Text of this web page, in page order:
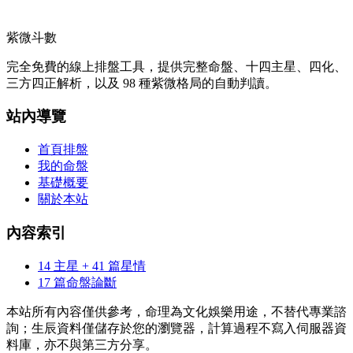
紫微斗數
完全免費的線上排盤工具，提供完整命盤、十四主星、四化、
三方四正解析，以及 98 種紫微格局的自動判讀。
站內導覽
首頁排盤
我的命盤
基礎概要
關於本站
內容索引
14 主星 + 41 篇星情
17 篇命盤論斷
本站所有內容僅供參考，命理為文化娛樂用途，不替代專業諮
詢；生辰資料僅儲存於您的瀏覽器，計算過程不寫入伺服器資
料庫，亦不與第三方分享。